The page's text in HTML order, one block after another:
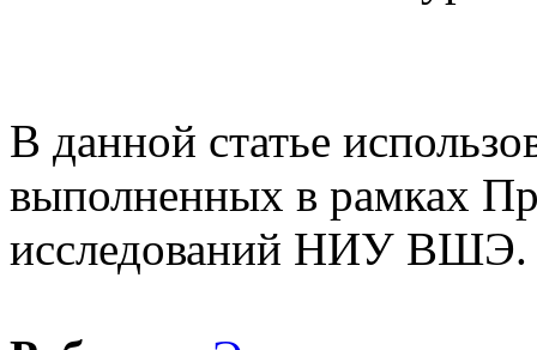
В данной статье
выполненных в рамках
исследований НИУ ВШЭ.